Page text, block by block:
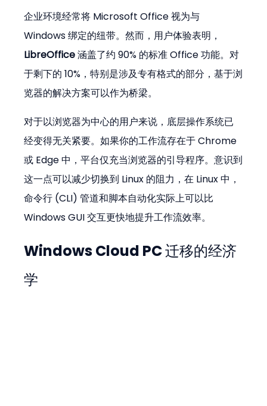
企业环境经常将 Microsoft Office 视为与
Windows 绑定的纽带。然而，用户体验表明，
LibreOffice 涵盖了约 90% 的标准 Office 功能。对
于剩下的 10%，特别是涉及专有格式的部分，基于浏
览器的解决方案可以作为桥梁。
对于以浏览器为中心的用户来说，底层操作系统已
经变得无关紧要。如果你的工作流存在于 Chrome
或 Edge 中，平台仅充当浏览器的引导程序。意识到
这一点可以减少切换到 Linux 的阻力，在 Linux 中，
命令行 (CLI) 管道和脚本自动化实际上可以比
Windows GUI 交互更快地提升工作流效率。
Windows Cloud PC 迁移的经济
学